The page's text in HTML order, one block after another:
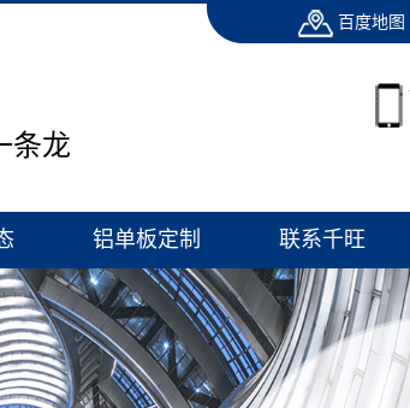
百度地图
条龙
铝单板定制 联系千旺